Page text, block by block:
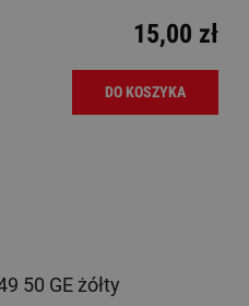
15,00 zł
DO KOSZYKA
50 GE żółty